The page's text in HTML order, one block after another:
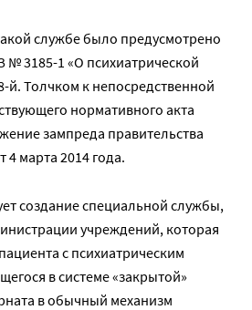
службе было предусмотрено
№ 3185-1 «О психиатрической
й. Толчком к непосредственной
нормативного акта
зампреда правительства
марта 2014 года.
создание специальной службы,
учреждений, которая
с психиатрическим
в системе «закрытой»
в обычный механизм